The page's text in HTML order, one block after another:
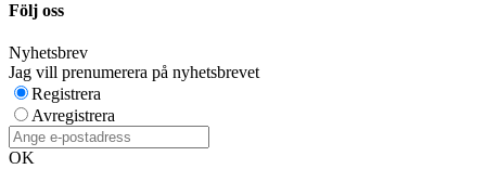
Följ oss
Nyhetsbrev
Jag vill prenumerera på nyhetsbrevet
Registrera
Avregistrera
OK